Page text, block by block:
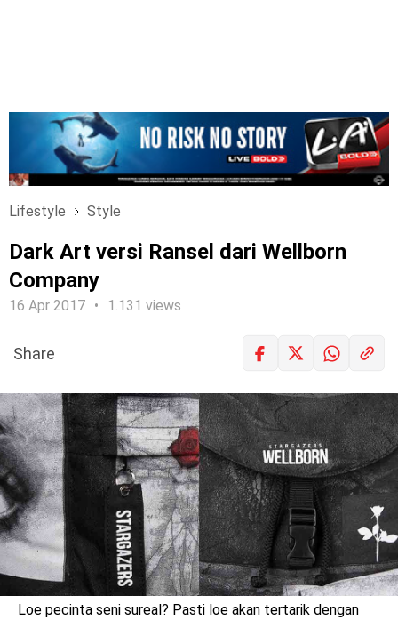
Lifestyle Style
Dark Art versi Ransel dari Wellborn
Company
16 Apr 2017 1.131 views
LOGIN
Share
Loe pecinta seni sureal? Pasti loe akan tertarik dengan